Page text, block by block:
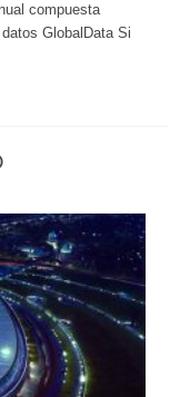
compuesta
GlobalData Si